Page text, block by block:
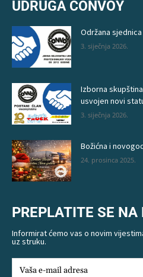
UDRUGA CONVOY
Održana
3. siječnja 2026.
Izborna
usvojen novi
3. siječnja 2026.
Božićna i
24. prosinca 2025.
PREPLATITE SE NA
Informirat ćemo vas o novim
uz struku.